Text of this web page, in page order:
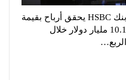
بنك HSBC يحقق أرباح بقيمة
10.1 مليار دولار خلال
الربع…